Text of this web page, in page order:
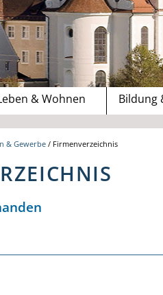
& Wohnen Bildung
& Gewerbe / Firmenverzeichnis